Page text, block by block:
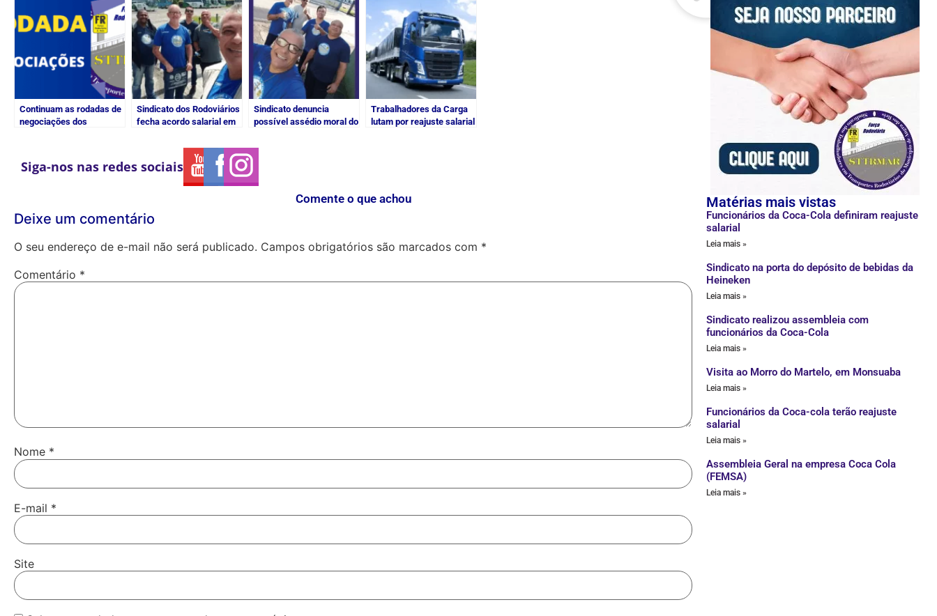
Continuam as rodadas de
negociações dos
Sindicato dos Rodoviários
fecha acordo salarial em
Sindicato denuncia
possível assédio moral do
Trabalhadores da Carga
lutam por reajuste salarial
Siga-nos nas redes sociais
Comente o que achou
Deixe um comentário
O seu endereço de e-mail não será publicado. Campos obrigatórios são marcados com *
Comentário *
Nome *
E-mail *
Site
Matérias mais vistas
Funcionários da Coca-Cola definiram reajuste
salarial
Leia mais »
Sindicato na porta do depósito de bebidas da
Heineken
Leia mais »
Sindicato realizou assembleia com
funcionários da Coca-Cola
Leia mais »
Visita ao Morro do Martelo, em Monsuaba
Leia mais »
Funcionários da Coca-cola terão reajuste
salarial
Leia mais »
Assembleia Geral na empresa Coca Cola
(FEMSA)
Leia mais »